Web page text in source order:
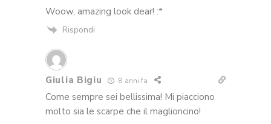
Woow, amazing look dear! :*
Rispondi
Giulia Bigiu 8 anni fa
Come sempre sei bellissima! Mi piacciono
molto sia le scarpe che il maglioncino!